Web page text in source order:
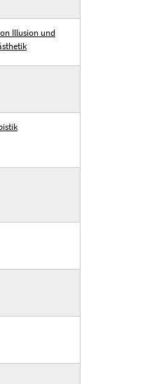
Illusion und